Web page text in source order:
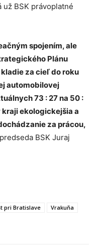
už BSK právoplatné
spojením, ale
Plánu
za cieľ do roku
automobilovej
73 : 27 na 50 :
ekologickejšia a
za prácou,
BSK Juraj
pri Bratislave
Vrakuňa